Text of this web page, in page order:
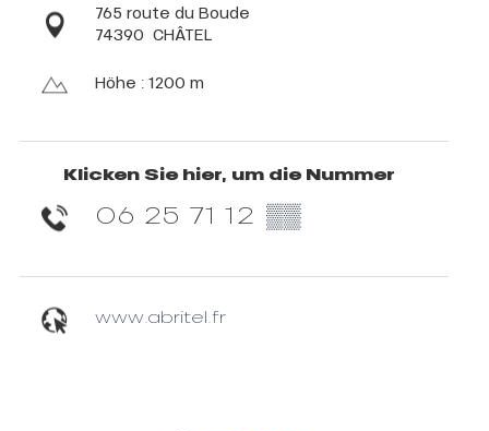
765 route du Boude
74390 CHÂTEL
Höhe : 1200 m
Klicken Sie hier, um die Nummer
06 25 71 12 ▒▒
www.abritel.fr